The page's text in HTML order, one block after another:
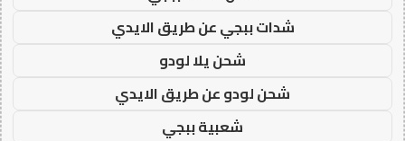
شدات ببجي عن طريق الايدي
شحن يلا لودو
شحن لودو عن طريق الايدي
شعبية ببجي